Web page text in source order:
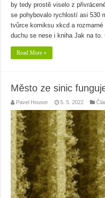
by tedy prostě viselo z
se pohybovalo rychlostí asi 530
tvůrce komiksu xkcd a
duchu se nese i kniha Jak na to.
Read More »
Město ze sinic
Pavel Houser 5. 5. 2022